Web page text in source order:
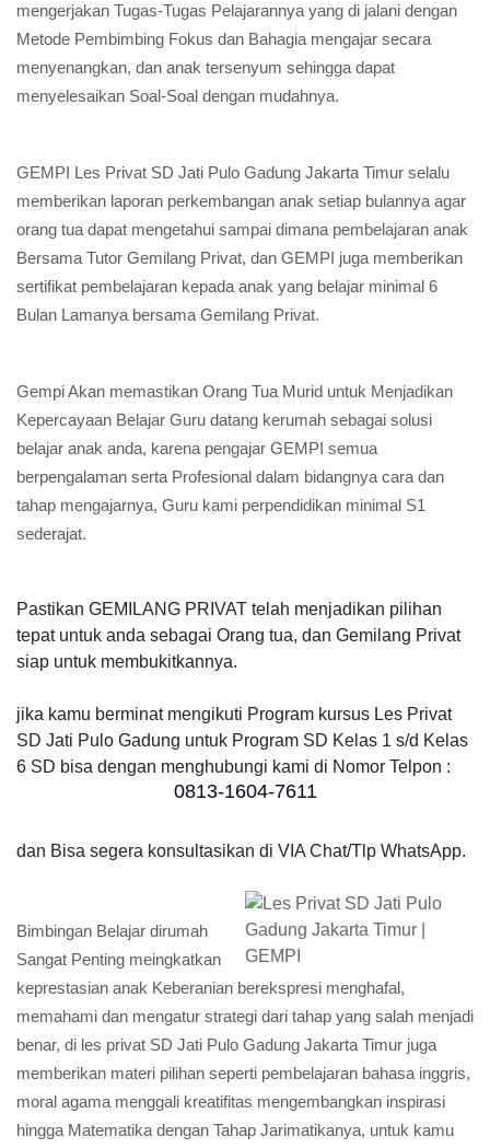
mengerjakan Tugas-Tugas Pelajarannya yang di jalani dengan
Metode Pembimbing Fokus dan Bahagia mengajar secara
menyenangkan, dan anak tersenyum sehingga dapat
menyelesaikan Soal-Soal dengan mudahnya.
GEMPI Les Privat SD Jati Pulo Gadung Jakarta Timur selalu
memberikan laporan perkembangan anak setiap bulannya agar
orang tua dapat mengetahui sampai dimana pembelajaran anak
Bersama Tutor Gemilang Privat, dan GEMPI juga memberikan
sertifikat pembelajaran kepada anak yang belajar minimal 6
Bulan Lamanya bersama Gemilang Privat.
Gempi Akan memastikan Orang Tua Murid untuk Menjadikan
Kepercayaan Belajar Guru datang kerumah sebagai solusi
belajar anak anda, karena pengajar GEMPI semua
berpengalaman serta Profesional dalam bidangnya cara dan
tahap mengajarnya, Guru kami perpendidikan minimal S1
sederajat.
Pastikan GEMILANG PRIVAT telah menjadikan pilihan
tepat untuk anda sebagai Orang tua, dan Gemilang Privat
siap untuk membukitkannya.
jika kamu berminat mengikuti Program kursus Les Privat
SD Jati Pulo Gadung untuk Program SD Kelas 1 s/d Kelas
6 SD bisa dengan menghubungi kami di Nomor Telpon :
0813-1604-7611
dan Bisa segera konsultasikan di VIA Chat/Tlp WhatsApp.
Bimbingan Belajar dirumah
Sangat Penting meingkatkan
keprestasian anak Keberanian berekspresi menghafal,
memahami dan mengatur strategi dari tahap yang salah menjadi
benar, di les privat SD Jati Pulo Gadung Jakarta Timur juga
memberikan materi pilihan seperti pembelajaran bahasa inggris,
moral agama menggali kreatifitas mengembangkan inspirasi
hingga Matematika dengan Tahap Jarimatikanya, untuk kamu